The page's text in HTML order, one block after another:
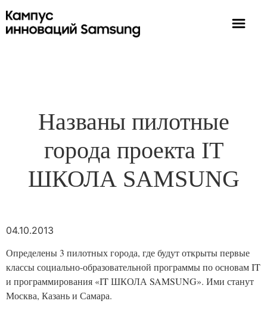
Названы пилотные
города проекта IT
ШКОЛА SAMSUNG
04.10.2013
Определены 3 пилотных города, где будут открыты первые
классы социально-образовательной программы по основам IT
и программирования «IT ШКОЛА SAMSUNG». Ими станут
Москва, Казань и Самара.